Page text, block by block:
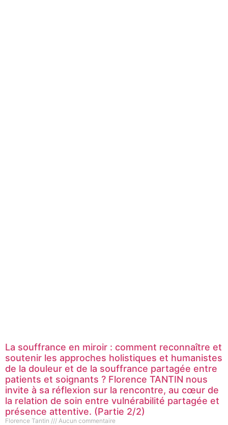
La souffrance en miroir : comment reconnaître et
soutenir les approches holistiques et humanistes
de la douleur et de la souffrance partagée entre
patients et soignants ? Florence TANTIN nous
invite à sa réflexion sur la rencontre, au cœur de
la relation de soin entre vulnérabilité partagée et
présence attentive. (Partie 2/2)
Florence Tantin Aucun commentaire